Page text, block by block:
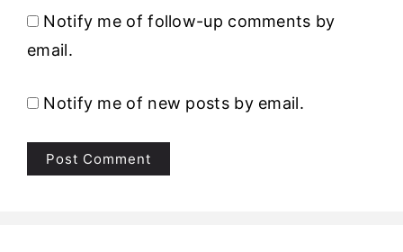
Notify me of follow-up comments by
email.
Notify me of new posts by email.